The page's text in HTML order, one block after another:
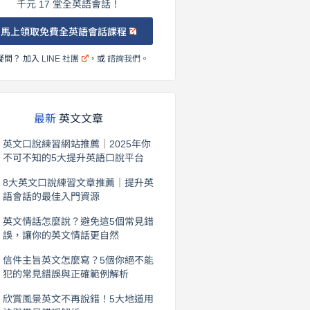
千元 17 堂全英語會話！
馬上領取免費全英語會話課程
問？ 加入 LINE 社團 ，或諮詢我們 。
最新英文文章
英文口說練習網站推薦｜2025年你
不可不知的5大提升英語口說平台
8大英文口說練習文章推薦｜提升英
語會話的最佳入門資源
英文情話怎麼說？避免這5個常見錯
誤，讓你的英文情話更自然
信件主旨英文怎麼寫？5個你絕不能
犯的常見錯誤與正確範例解析
欣賞風景英文不再說錯！5大地道用